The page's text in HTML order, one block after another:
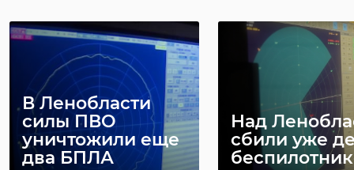
В Ленобласти
силы ПВО
уничтожили еще
два БПЛА
Над
сбили уже